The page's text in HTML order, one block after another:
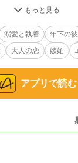
杏菜は、夫の浮気が原
〈ドゥルキス〉 のコ
ンバー・ケイタは、
」
生の頃に救った少年だ
イタは人気も、地位
溺愛と執着 年下の彼
大人の恋 嫉妬
アプリで読む